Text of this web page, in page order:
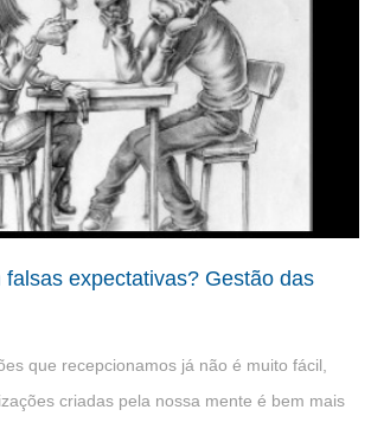
falsas expectativas? Gestão das
que recepcionamos já não é muito fácil,
criadas pela nossa mente é bem mais